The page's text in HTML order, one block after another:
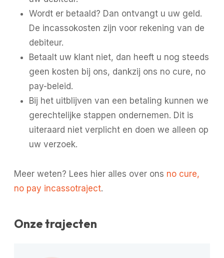
Wordt er betaald? Dan ontvangt u uw geld.
De incassokosten zijn voor rekening van de
debiteur.
Betaalt uw klant niet, dan heeft u nog steeds
geen kosten bij ons, dankzij ons no cure, no
pay-beleid.
Bij het uitblijven van een betaling kunnen we
gerechtelijke stappen ondernemen. Dit is
uiteraard niet verplicht en doen we alleen op
uw verzoek.
Meer weten? Lees hier alles over ons no cure,
no pay incassotraject.
Onze trajecten